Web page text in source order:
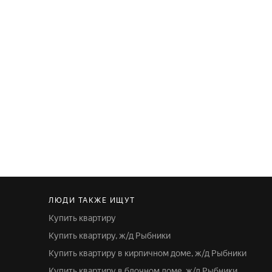
ЛЮДИ ТАКЖЕ ИЩУТ
Купить квартиру
Купить квартиру, ж/д Рыбники
Купить квартиру в кирпичном доме, ж/д Рыбники